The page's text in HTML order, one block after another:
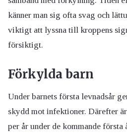
känner man sig ofta svag och
viktigt att lyssna till kroppens
försiktigt.
Förkylda barn
Under barnets första levnadsår
skydd mot infektioner. Därefter
per år under de kommande första